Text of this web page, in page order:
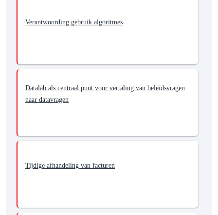
Verantwoording gebruik algoritmes
Datalab als centraal punt voor vertaling van beleidsvragen
naar datavragen
Tijdige afhandeling van facturen